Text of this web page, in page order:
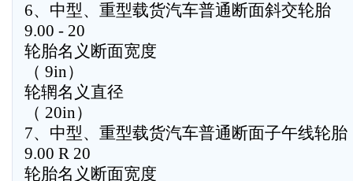
6、中型、重型载货汽车普通断面斜交轮胎
9.00 - 20
轮胎名义断面宽度
（ 9in）
轮辋名义直径
（ 20in）
7、中型、重型载货汽车普通断面子午线轮胎
9.00 R 20
轮胎名义断面宽度